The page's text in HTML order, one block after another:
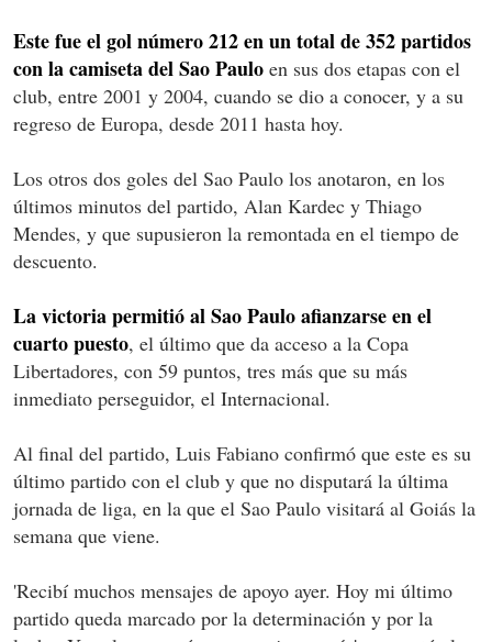
Este fue el gol número 212 en un total de 352 partidos
con la camiseta del Sao Paulo en sus dos etapas con el
club, entre 2001 y 2004, cuando se dio a conocer, y a su
regreso de Europa, desde 2011 hasta hoy.
Los otros dos goles del Sao Paulo los anotaron, en los
últimos minutos del partido, Alan Kardec y Thiago
Mendes, y que supusieron la remontada en el tiempo de
descuento.
La victoria permitió al Sao Paulo afianzarse en el
cuarto puesto, el último que da acceso a la Copa
Libertadores, con 59 puntos, tres más que su más
inmediato perseguidor, el Internacional.
Al final del partido, Luis Fabiano confirmó que este es su
último partido con el club y que no disputará la última
jornada de liga, en la que el Sao Paulo visitará al Goiás la
semana que viene.
'Recibí muchos mensajes de apoyo ayer. Hoy mi último
partido queda marcado por la determinación y por la